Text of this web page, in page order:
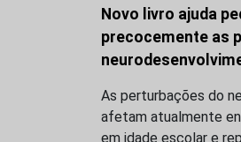
Novo livro ajuda
precocemente as
As perturbações do
afetam atualmente
em idade escolar e